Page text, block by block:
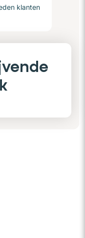
klanten